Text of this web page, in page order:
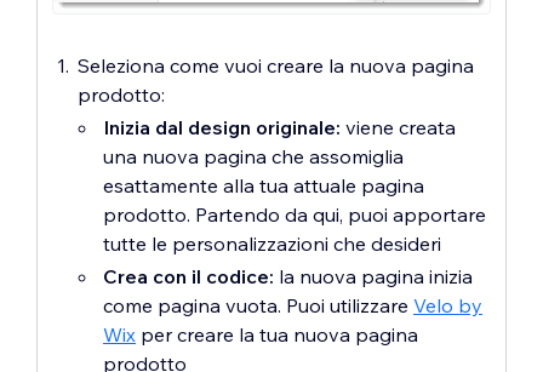
Seleziona come vuoi creare la nuova pagina
prodotto:
Inizia dal design originale: viene creata
una nuova pagina che assomiglia
esattamente alla tua attuale pagina
prodotto. Partendo da qui, puoi apportare
tutte le personalizzazioni che desideri
Crea con il codice: la nuova pagina inizia
come pagina vuota. Puoi utilizzare Velo by
Wix per creare la tua nuova pagina
prodotto